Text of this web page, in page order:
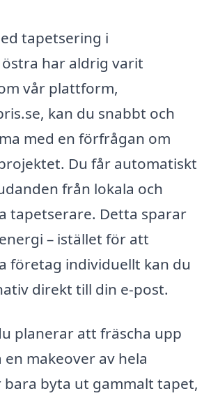
tapetsering i
har aldrig varit
vår plattform,
kan du snabbt och
med en förfrågan om
Du får automatiskt
från lokala och
tapetserare. Detta sparar
– istället för att
företag individuellt kan du
direkt till din e-post.
planerar att fräscha upp
makeover av hela
bara byta ut gammalt tapet,